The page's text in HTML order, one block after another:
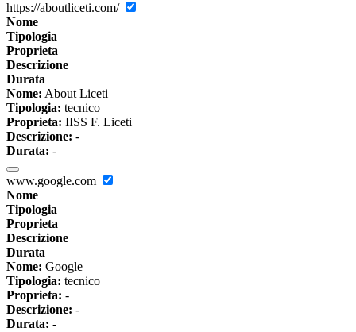
https://aboutliceti.com/
Nome
Tipologia
Proprieta
Descrizione
Durata
Nome: About Liceti
Tipologia: tecnico
Proprieta: IISS F. Liceti
Descrizione: -
Durata: -
www.google.com
Nome
Tipologia
Proprieta
Descrizione
Durata
Nome: Google
Tipologia: tecnico
Proprieta: -
Descrizione: -
Durata: -